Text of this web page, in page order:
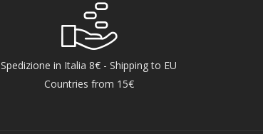
Spedizione in Italia 8€ - Shipping to EU
Countries from 15€